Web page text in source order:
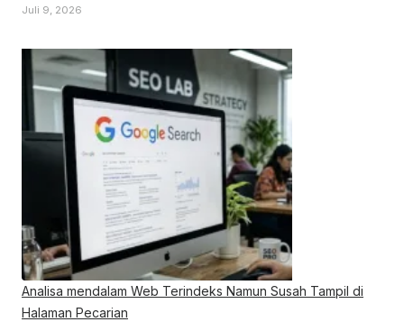
Juli 9, 2026
Analisa mendalam Web Terindeks Namun Susah Tampil di
Halaman Pecarian